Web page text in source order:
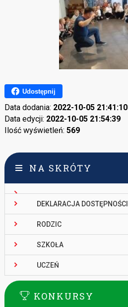
Udostępnij
Data dodania: 2022-10-05 21:41:10
Data edycji: 2022-10-05 21:54:39
Ilość wyświetleń: 569
NA SKRÓTY
DEKLARACJA DOSTĘPNOŚCI
RODZIC
SZKOŁA
UCZEŃ
KONKURSY